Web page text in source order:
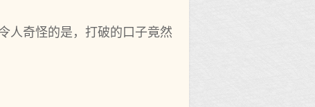
人奇怪的是，打破的口子竟然